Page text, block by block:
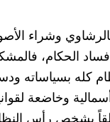
وشراء
الحكام،
كله بسياساته
وخاضعة
بشخص رأس